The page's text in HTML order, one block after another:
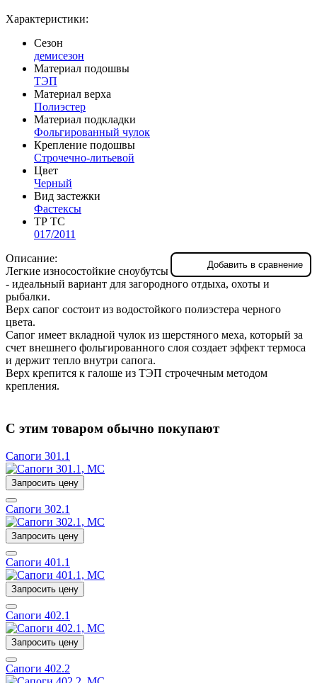
Характеристики:
Сезон
демисезон
Материал подошвы
ТЭП
Материал верха
Полиэстер
Материал подкладки
Фольгированный чулок
Крепление подошвы
Строчечно-литьевой
Цвет
Черный
Вид застежки
Фастексы
ТР ТС
017/2011
Добавить в сравнение
Описание:
Легкие износостойкие сноубутсы
- идеальный вариант для загородного отдыха, охоты и
рыбалки.
Верх сапог состоит из водостойкого полиэстера черного
цвета.
Сапог имеет вкладной чулок из шерстяного меха, который за
счет внешнего фольгированного слоя создает эффект термоса
и держит тепло внутри сапога.
Верх крепится к галоше из ТЭП строчечным методом
крепления.
С этим товаром обычно покупают
Сапоги 301.1
Запросить цену
Сапоги 302.1
Запросить цену
Сапоги 401.1
Запросить цену
Сапоги 402.1
Запросить цену
Сапоги 402.2